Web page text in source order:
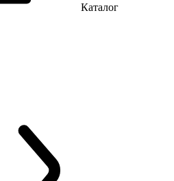
Каталог